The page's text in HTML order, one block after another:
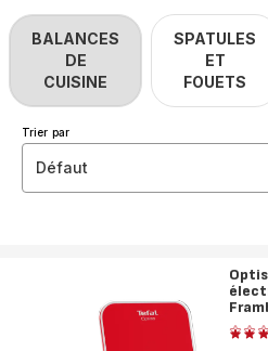
BALANCES
DE
CUISINE
SPATULES
ET
FOUETS
Trier par
Défaut
Note